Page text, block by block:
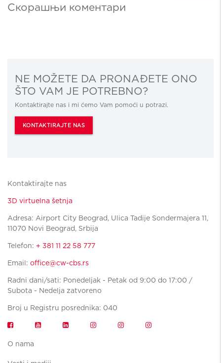
Скорашњи коментари
NE MOŽETE DA PRONAĐETE ONO
ŠTO VAM JE POTREBNO?
Kontaktirajte nas i mi ćemo Vam pomoći u potrazi.
KONTAKTIRAJTE NAS
Kontaktirajte nas
3D virtuelna šetnja
Adresa: Airport City Beograd, Ulica Tadije Sondermajera 11,
11070 Novi Beograd, Srbija
Telefon: + 381 11 22 58 777
Email: office@cw-cbs.rs
Radni dani/sati: Ponedeljak - Petak od 9:00 do 17:00 /
Subota - Nedelja zatvoreno
Broj u Registru posrednika: 040
O nama